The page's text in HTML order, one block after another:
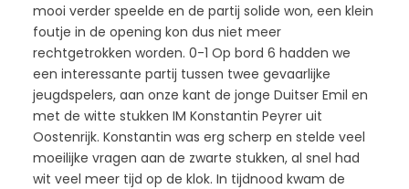
mooi verder speelde en de partij solide won, een klein
foutje in de opening kon dus niet meer
rechtgetrokken worden. 0-1 Op bord 6 hadden we
een interessante partij tussen twee gevaarlijke
jeugdspelers, aan onze kant de jonge Duitser Emil en
met de witte stukken IM Konstantin Peyrer uit
Oostenrijk. Konstantin was erg scherp en stelde veel
moeilijke vragen aan de zwarte stukken, al snel had
wit veel meer tijd op de klok. In tijdnood kwam de